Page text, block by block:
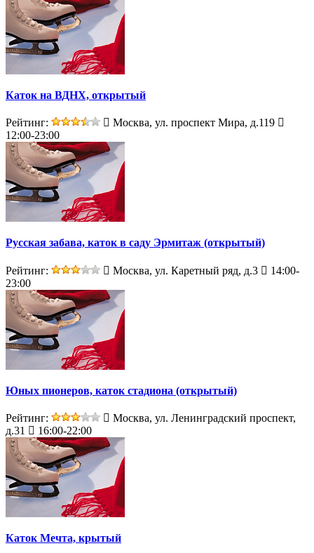
Каток на ВДНХ, открытый
Рейтинг:
Москва, ул. проспект Мира, д.119
12:00-23:00
Русская забава, каток в саду Эрмитаж (открытый)
Рейтинг: Москва, ул. Каретный ряд, д.3
14:00-
23:00
Юных пионеров, каток стадиона (открытый)
Рейтинг:
Москва, ул. Ленинградский проспект,
д.31
16:00-22:00
Каток Мечта, крытый